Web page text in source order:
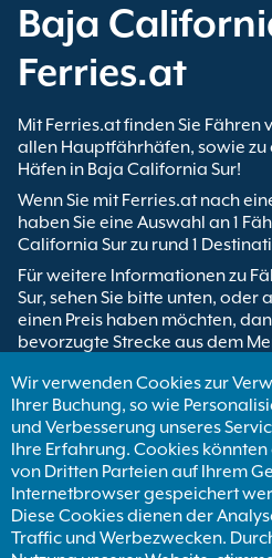
Baja
Ferries.at
Mit Ferries.at finden Sie Fähren
allen Hauptfährhäfen, sowie
Häfen in Baja California Sur!
Wenn Sie mit Ferries.at nach
haben Sie eine Auswahl an 1
California Sur zu rund 1
Für weitere Informationen zu
Sur, sehen Sie bitte unten, oder
einen Preis haben möchten,
bevorzugte Strecke aus dem
Sie möchten eine andere
besuchen Sie bitte unsere
Seite!
Finden Sie Fähren von Baja
Baja
La Paz Topolobampo
6
Wir verwenden Cookies zur
Ihrer Buchung, so wie
und Verbesserung unseres
Ihre Erfahrung. Cookies könnten
von Dritten Parteien auf Ihrem
Internetbrowser gespeichert
Diese Cookies dienen der
Traffic und Werbezwecken.